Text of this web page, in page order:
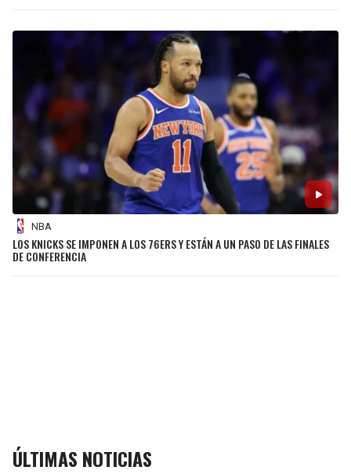
NBA
LOS KNICKS SE IMPONEN A LOS 76ERS Y ESTÁN A UN PASO DE LAS FINALES
DE CONFERENCIA
ÚLTIMAS NOTICIAS